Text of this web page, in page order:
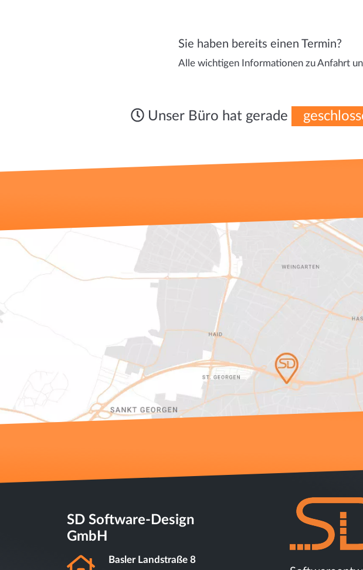
Sie haben bereits einen Termin?
Alle wichtigen Informationen zu Anfahrt
Unser Büro hat gerade
SD Software-Design
GmbH
Basler Landstraße 8